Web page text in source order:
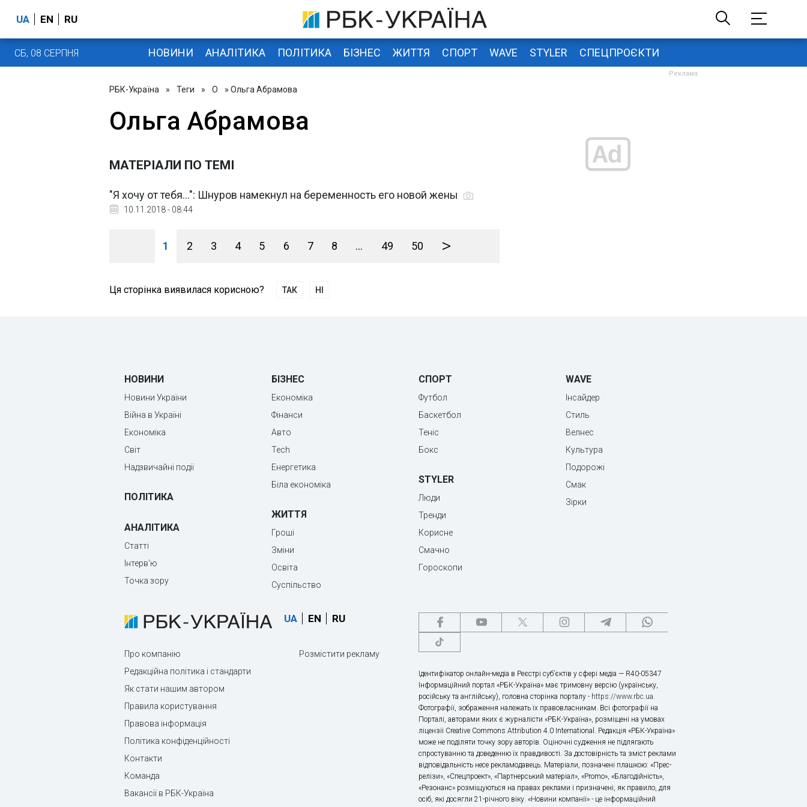
UA EN RU
СБ, 08 СЕРПНЯ НОВИНИ АНАЛІТИКА ПОЛІТИКА БІЗНЕС ЖИТТЯ СПОРТ WAVE STYLER СПЕЦПРОЄКТИ
РБК-Україна » Теги » О » Ольга Абрамова
Ольга Абрамова
МАТЕРІАЛИ ПО ТЕМІ
"Я хочу от тебя...": Шнуров намекнул на беременность его новой жены
10.11.2018 - 08:44
1 2 3 4 5 6 7 8 ... 49 50 >
Ця сторінка виявилася корисною? ТАК НІ
НОВИНИ
Новини України
Війна в Україні
Економіка
Світ
Надзвичайні події
ПОЛІТИКА
АНАЛІТИКА
Статті
Інтерв'ю
Точка зору
БІЗНЕС
Економіка
Фінанси
Авто
Tech
Енергетика
Біла економіка
ЖИТТЯ
Гроші
Зміни
Освіта
Суспільство
СПОРТ
Футбол
Баскетбол
Теніс
Бокс
STYLER
Люди
Тренди
Корисне
Смачно
Гороскопи
WAVE
Інсайдер
Стиль
Велнес
Культура
Подорожі
Смак
Зірки
UA EN RU
Про компанію
Редакційна політика і стандарти
Як стати нашим автором
Правила користування
Правова інформація
Політика конфіденційності
Контакти
Команда
Вакансії в РБК-Україна
Розмістити рекламу
Ідентифікатор онлайн-медіа в Реєстрі суб’єктів у сфері медіа — R40-05347
Інформаційний портал «РБК-Україна» має тримовну версію (українську,
російську та англійську), головна сторінка порталу - https://www.rbc.ua.
Фотографії, зображення належать їх правовласникам. Всі фотографії на
Порталі, авторами яких є журналісти «РБК-Україна», розміщені на умовах
ліцензії Creative Commons Attribution 4.0 International. Редакція «РБК-Україна»
може не поділяти точку зору авторів. Оціночні судження не підлягають
спростуванню та доведенню їх правдивості. За достовірність та зміст реклами
відповідальність несе рекламодавець. Матеріали, позначені плашкою: «Прес-
релізи», «Спецпроект», «Партнерський матеріал», «Promo», «Благодійність»,
«Резонанс» розміщуються на правах реклами і призначені, як правило, для
осіб, які досягли 21-річного віку. «Новини компанії» - це інформаційний